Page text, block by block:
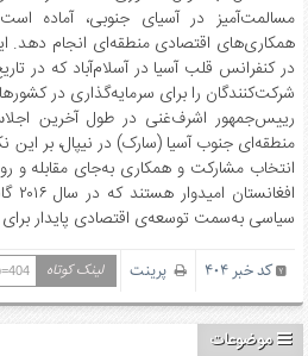
مسالمت‌آمیز در آسیای جنوبی، آماده
همکاری‌های اقتصادی منطقه‌ای انجام
شرکت‌کنندگان را برای سرمایه‌گذاری در
رییس‌جمهور اشرف‌غنی در طول آخرین
منطقه‌ای جنوب آسیا (سارک) در نیپال، بر این
انتخاب مشارکت و همکاری به‌جای مقابله و
سیاسی به‌سمت توسعه‌ی اقتصادی پایدار
کد خبر 404 پرینت لینک کوتاه
موضوعات